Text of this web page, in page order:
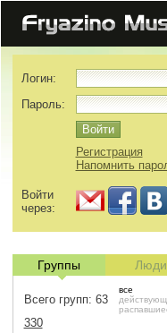
Логин:
Пароль:
Регистрация
Напомнить
Войти
через:
Группы Люди
Всего групп: 63
все
330